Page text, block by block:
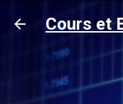
Cours et